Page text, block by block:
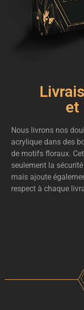
et
Nous livrons nos
acrylique dans des
de motifs floraux.
seulement la
mais ajoute
respect à chaque